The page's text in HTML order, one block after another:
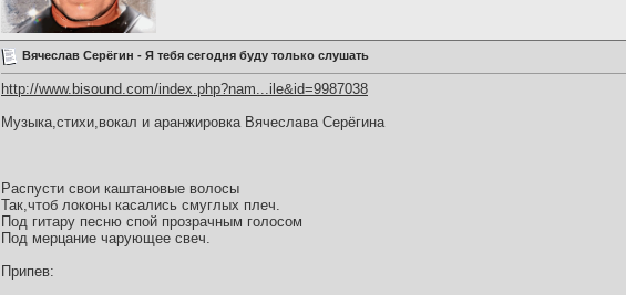
Вячеслав Серёгин - Я тебя сегодня буду только слушать
http://www.bisound.com/index.php?nam...ile&id=9987038
Музыка,стихи,вокал и аранжировка Вячеслава Серёгина
Распусти свои каштановые волосы
Так,чтоб локоны касались смуглых плеч.
Под гитару песню спой прозрачным голосом
Под мерцание чарующее свеч.
Припев: